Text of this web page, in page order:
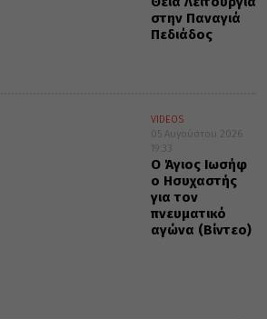
στην Παναγιά
Πεδιάδος
VIDEOS
05 Αυγούστου 2026
19:33
Ο Άγιος Ιωσήφ
ο Ησυχαστής
για τον
πνευματικό
αγώνα (Βίντεο)